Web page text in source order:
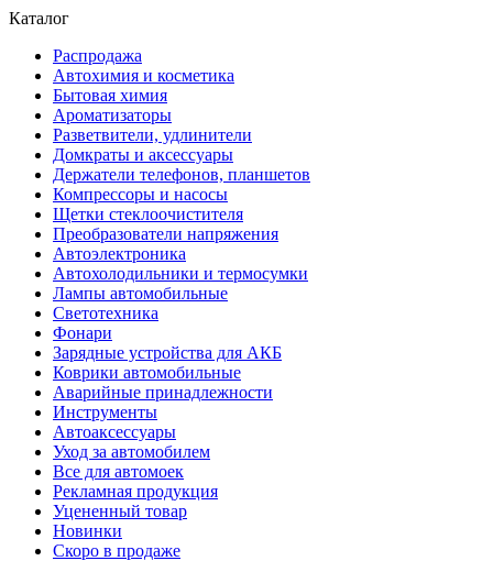
Каталог
Распродажа
Автохимия и косметика
Бытовая химия
Ароматизаторы
Разветвители, удлинители
Домкраты и аксессуары
Держатели телефонов, планшетов
Компрессоры и насосы
Щетки стеклоочистителя
Преобразователи напряжения
Автоэлектроника
Автохолодильники и термосумки
Лампы автомобильные
Светотехника
Фонари
Зарядные устройства для АКБ
Коврики автомобильные
Аварийные принадлежности
Инструменты
Автоаксессуары
Уход за автомобилем
Все для автомоек
Рекламная продукция
Уцененный товар
Новинки
Скоро в продаже